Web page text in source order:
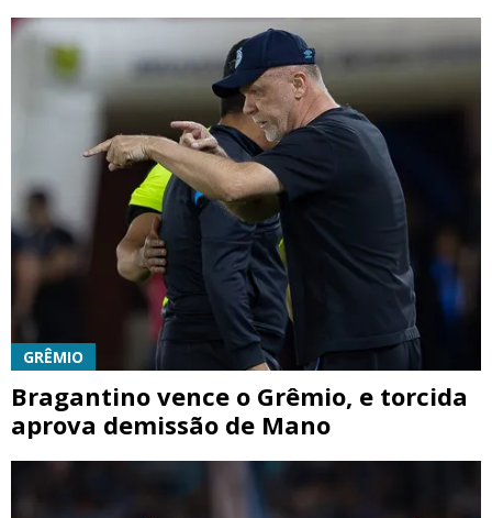
GRÊMIO
Bragantino vence o Grêmio, e torcida
aprova demissão de Mano